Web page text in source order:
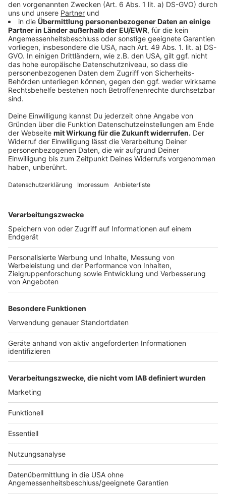
Was ist mit dem kurzen Ausflug in die
Niederlande?
Anzeige
Wer weniger als 24 Stunden in den Niederlanden war,
muss keinen Test nachweisen und muss auch nicht in
Quarantäne. Wie man das allerdings kontrollieren und
Tagesgäste von Urlaubern unterscheiden will, bleibt
ein Rätsel.
Anzeige
Das gilt für Hochrisikogebiete. Was ist mit
Virusvariantengebieten?
Jeder braucht bei der Einreise einen Test, ob geimpft
oder genesen – das ist egal. Und die zehntägige
Quarantäne kann nicht nach fünf Tagen durch Testen
verkürzt werden. Folgende Länder sind
Virusvariantengebiete: Brasilien und Uruguay.
Zusammengefasst bedeutet das: Vor allen Dingen die
Hochrisikogebieten sind für die meisten Familien und
Menschen aus NRW gerade wichtig. Seit dem 1.
August hat sich also einiges geändert.
Autor: Kevin Zimmer
Anzeige
Anzeige